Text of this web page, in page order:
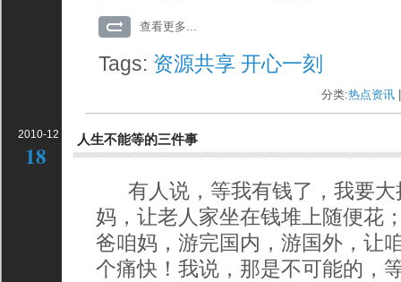
查看更多...
Tags: 资源共享 开心一刻
分类:热点资讯
2010-12
18
人生不能等的三件事
有人说，等我有钱了，我要大
妈，让老人家坐在钱堆上随便花
爸咱妈，游完国内，游国外，让
个痛快！我说，那是不可能的，